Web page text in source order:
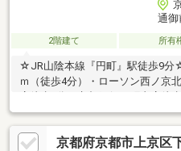
通御
2階建て 所有
☆JR山陰本線『円町』駅徒歩9分
ｍ（徒歩4分）・ローソン西ノ京
店徒歩5分・京都銀行円町支店徒
歩2分
京都府京都市上京区